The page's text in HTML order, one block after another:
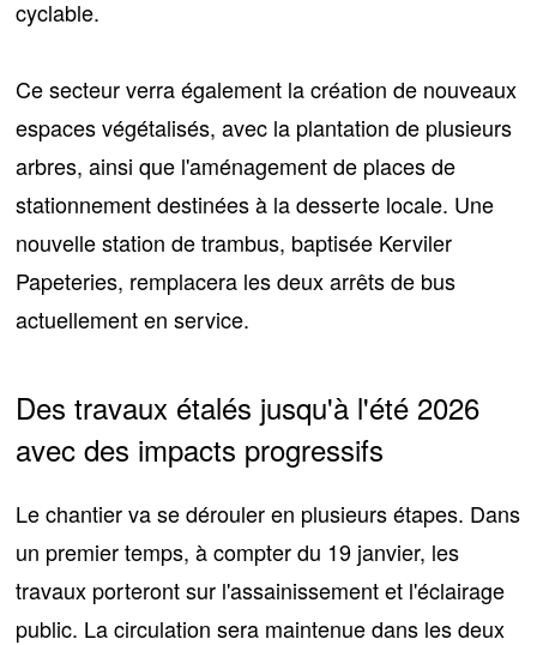
cyclable.
Ce secteur verra également la création de nouveaux
espaces végétalisés, avec la plantation de plusieurs
arbres, ainsi que l'aménagement de places de
stationnement destinées à la desserte locale. Une
nouvelle station de trambus, baptisée Kerviler
Papeteries, remplacera les deux arrêts de bus
actuellement en service.
Des travaux étalés jusqu'à l'été 2026
avec des impacts progressifs
Le chantier va se dérouler en plusieurs étapes. Dans
un premier temps, à compter du 19 janvier, les
travaux porteront sur l'assainissement et l'éclairage
public. La circulation sera maintenue dans les deux